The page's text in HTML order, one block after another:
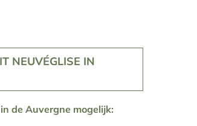
NEUVÉGLISE IN
de Auvergne mogelijk: